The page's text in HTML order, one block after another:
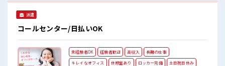
派遣
コールセンター/日払いOK
未経験者OK 経験者歓迎 高収入
長期の仕事
キレイなオフィス
休憩室あり ロッカー完備
土日祝日休み